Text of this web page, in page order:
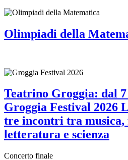
Olimpiadi della
Teatrino Groggia: dal
Groggia Festival 2026
tre incontri tra musica,
letteratura e scienza
Concerto finale